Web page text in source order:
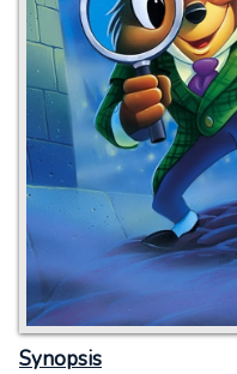
Synopsis